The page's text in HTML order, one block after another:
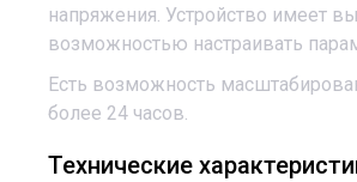
напряжения. Устройство имеет
возможностью настраивать
Есть возможность
более 24 часов.
Технические